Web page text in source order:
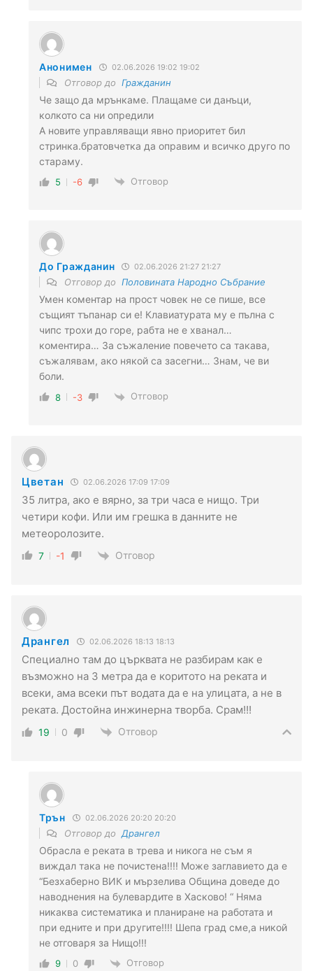
Анонимен 02.06.2026 19:02 19:02
Отговор до Гражданин
Че защо да мрънкаме. Плащаме си данъци,
колкото са ни опредили
А новите управляващи явно приоритет бил
стринка.братовчетка да оправим и всичко друго по
стараму.
5 -6 Отговор
До Гражданин 02.06.2026 21:27 21:27
Отговор до Половината Народно Събрание
Умен коментар на прост човек не се пише, все
същият тъпанар си е! Клавиатурата му е пълна с
чипс трохи до горе, рабта не е хванал…
коментира… За съжаление повечето са такава,
съжалявам, ако някой са засегни… Знам, че ви
боли.
8 -3 Отговор
Цветан 02.06.2026 17:09 17:09
35 литра, ако е вярно, за три часа е нищо. Три
четири кофи. Или им грешка в данните не
метеоролозите.
7 -1 Отговор
Дрангел 02.06.2026 18:13 18:13
Специално там до църквата не разбирам как е
възможно на 3 метра да е коритото на реката и
всеки, ама всеки път водата да е на улицата, а не в
реката. Достойна инжинерна творба. Срам!!!
19 0 Отговор
Трън 02.06.2026 20:20 20:20
Отговор до Дрангел
Обрасла е реката в трева и никога не съм я
виждал така не почистена!!!! Може заглавието да е
“Безхаберно ВИК и мързелива Община доведе до
наводнения на булевардите в Хасково! “ Няма
никаква систематика и планиране на работата и
при едните и при другите!!!! Шепа град сме,а никой
не отговаря за Нищо!!!
9 0 Отговор